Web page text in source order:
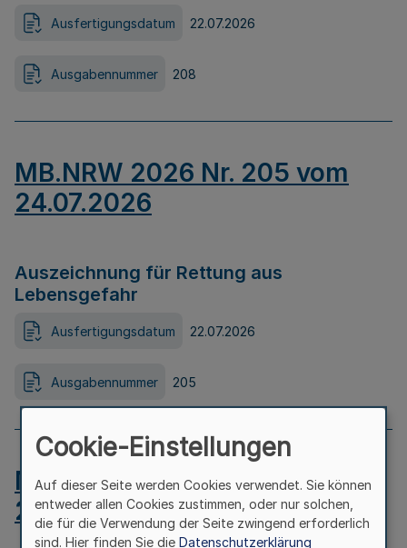
Ausfertigungsdatum 22.07.2026
Ausgabennummer 208
MB.NRW 2026 Nr. 205 vom
24.07.2026
Auszeichnung für Rettung aus
Lebensgefahr
Ausfertigungsdatum 22.07.2026
Ausgabennummer 205
MB.NRW 2026 Nr. 204 vom
24.07.2026
Cookie-Einstellungen
Auf dieser Seite werden Cookies verwendet. Sie können
entweder allen Cookies zustimmen, oder nur solchen,
die für die Verwendung der Seite zwingend erforderlich
sind. Hier finden Sie die Datenschutzerklärung